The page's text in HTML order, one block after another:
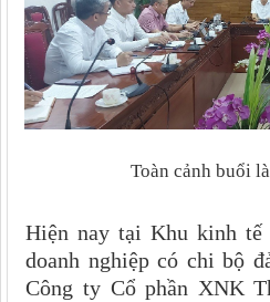
Toàn cảnh buổi
Hiện nay tại Khu kinh tế
doanh nghiệp có chi bộ
Công ty Cổ phần XNK